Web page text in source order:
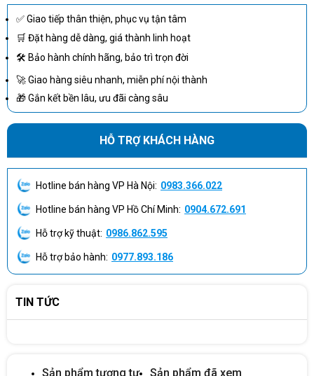
PC hoặc các thiết bị Dell khác.
Bề mặt phím hạn chế bám bụi và dấu vân tay, giữ
bàn phím luôn sạch sẽ.
Trải nghiệm gõ phím êm ái
hợp môi trường văn phòng hoặc thư viện.
Độ nảy phím vừa phải, hành trình hợp lý – cho cảm
giác gõ thoải mái cả ngày.
Các phím bấm được thiết kế bền bỉ, đảm bảo tuổi
thọ cao, không bị mòn ký tự.
cắm vào máy tính là hoạt động ngay, không cần cài đặt
phức tạp.
Phạm vi kết nối rộng, đảm bảo tín hiệu ổn định khi
ChromeOS.
✅ Giao tiếp thân thiện, phục vụ tận tâm
🛒 Đặt hàng dễ dàng, giá thành linh hoạt
🛠 Bảo hành chính hãng, bảo trì trọn đời
🚀 Giao hàng siêu nhanh, miễn phí nội thành
🎁 Gắn kết bền lâu, ưu đãi càng sâu
HỖ TRỢ KHÁCH HÀNG
Hotline bán hàng VP Hà Nội: 0983.366.022
Hotline bán hàng VP Hồ Chí Minh: 0904.672.691
Hỗ trợ kỹ thuật: 0986.862.595
Hỗ trợ bảo hành: 0977.893.186
TIN TỨC
Sản phẩm tương tự Sản phẩm đã xem